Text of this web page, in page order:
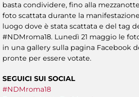
basta condividere, fino alla
foto scattata durante la
luogo dove è stata scattata e del tag
#NDMroma18. Lunedì 21 maggio le
in una gallery sulla pagina Facebook
pronte per essere votate.
SEGUICI SUI SOCIAL
#NDMroma18